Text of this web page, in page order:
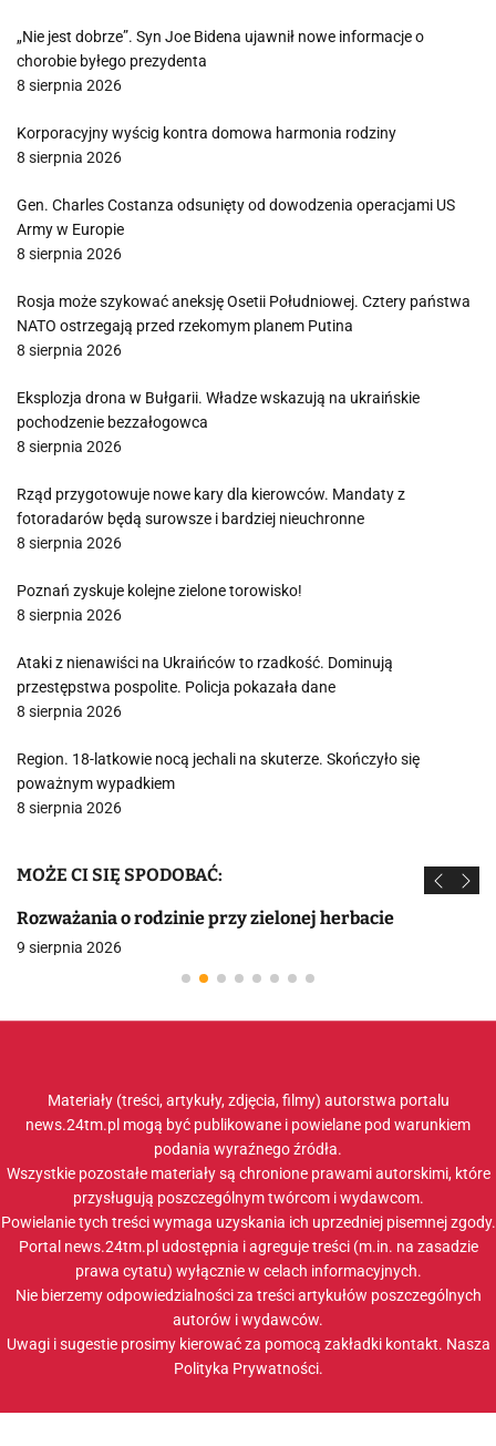
„Nie jest dobrze”. Syn Joe Bidena ujawnił nowe informacje o
chorobie byłego prezydenta
8 sierpnia 2026
Korporacyjny wyścig kontra domowa harmonia rodziny
8 sierpnia 2026
Gen. Charles Costanza odsunięty od dowodzenia operacjami US
Army w Europie
8 sierpnia 2026
Rosja może szykować aneksję Osetii Południowej. Cztery państwa
NATO ostrzegają przed rzekomym planem Putina
8 sierpnia 2026
Eksplozja drona w Bułgarii. Władze wskazują na ukraińskie
pochodzenie bezzałogowca
8 sierpnia 2026
Rząd przygotowuje nowe kary dla kierowców. Mandaty z
fotoradarów będą surowsze i bardziej nieuchronne
8 sierpnia 2026
Poznań zyskuje kolejne zielone torowisko!
8 sierpnia 2026
Ataki z nienawiści na Ukraińców to rzadkość. Dominują
przestępstwa pospolite. Policja pokazała dane
8 sierpnia 2026
Region. 18-latkowie nocą jechali na skuterze. Skończyło się
poważnym wypadkiem
8 sierpnia 2026
MOŻE CI SIĘ SPODOBAĆ:
Rozważania o rodzinie przy zielonej herbacie
9 sierpnia 2026
Materiały (treści, artykuły, zdjęcia, filmy) autorstwa portalu
news.24tm.pl mogą być publikowane i powielane pod warunkiem
podania wyraźnego źródła.
Wszystkie pozostałe materiały są chronione prawami autorskimi, które
przysługują poszczególnym twórcom i wydawcom.
Powielanie tych treści wymaga uzyskania ich uprzedniej pisemnej zgody.
Portal news.24tm.pl udostępnia i agreguje treści (m.in. na zasadzie
prawa cytatu) wyłącznie w celach informacyjnych.
Nie bierzemy odpowiedzialności za treści artykułów poszczególnych
autorów i wydawców.
Uwagi i sugestie prosimy kierować za pomocą zakładki kontakt. Nasza
Polityka Prywatności.